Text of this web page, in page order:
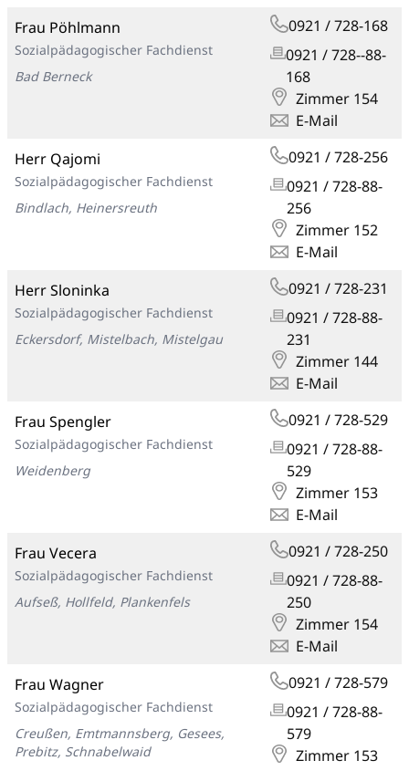
Frau Pöhlmann
Sozialpädagogischer Fachdienst
Bad Berneck
0921 / 728-168
0921 / 728--88-
168
Zimmer 154
E-Mail
Herr Qajomi
Sozialpädagogischer Fachdienst
Bindlach, Heinersreuth
0921 / 728-256
0921 / 728-88-
256
Zimmer 152
E-Mail
Herr Sloninka
Sozialpädagogischer Fachdienst
Eckersdorf, Mistelbach, Mistelgau
0921 / 728-231
0921 / 728-88-
231
Zimmer 144
E-Mail
Frau Spengler
Sozialpädagogischer Fachdienst
Weidenberg
0921 / 728-529
0921 / 728-88-
529
Zimmer 153
E-Mail
Frau Vecera
Sozialpädagogischer Fachdienst
Aufseß, Hollfeld, Plankenfels
0921 / 728-250
0921 / 728-88-
250
Zimmer 154
E-Mail
Frau Wagner
Sozialpädagogischer Fachdienst
Creußen, Emtmannsberg, Gesees,
Prebitz, Schnabelwaid
0921 / 728-579
0921 / 728-88-
579
Zimmer 153